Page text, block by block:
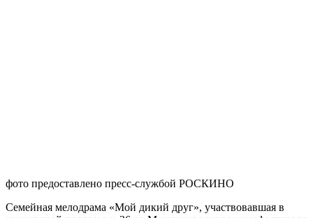
фото предоставлено пресс-службой РОСКИНО
Семейная мелодрама «Мой дикий друг», участвовавшая в